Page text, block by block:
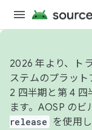
2026 年より、ト
ステムのプラッ
2 四半期と第 4 四
ます。AOSP のビ
release
を使用し